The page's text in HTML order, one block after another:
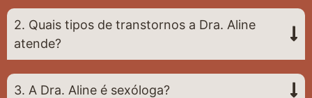
2. Quais tipos de transtornos a Dra. Aline
atende?
3. A Dra. Aline é sexóloga?